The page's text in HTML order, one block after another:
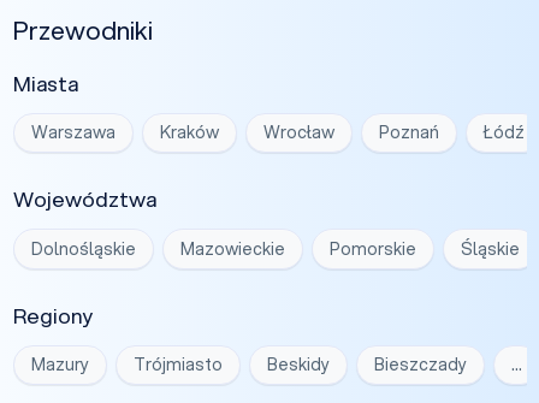
Przewodniki
Miasta
Warszawa Kraków Wrocław Poznań Łódź
Województwa
Dolnośląskie Mazowieckie Pomorskie Śląskie
Regiony
Mazury Trójmiasto Beskidy Bieszczady …